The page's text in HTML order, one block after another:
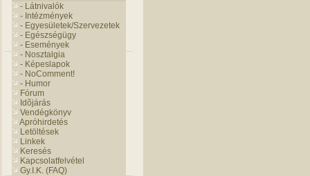
- Látnivalók
- Intézmények
- Egyesületek/Szervezetek
- Egészségügy
- Események
- Nosztalgia
- Képeslapok
- NoComment!
- Humor
Fórum
Idõjárás
Vendégkönyv
Apróhirdetés
Letöltések
Linkek
Keresés
Kapcsolatfelvétel
Gy.I.K. (FAQ)